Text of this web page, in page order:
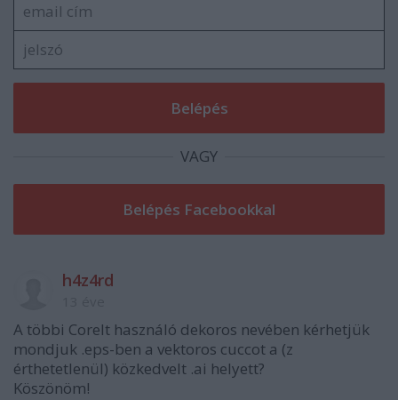
VAGY
h4z4rd
A többi Corelt használó dekoros nevében kérhetjük
mondjuk .eps-ben a vektoros cuccot a (z
érthetetlenül) közkedvelt .ai helyett?
Köszönöm!